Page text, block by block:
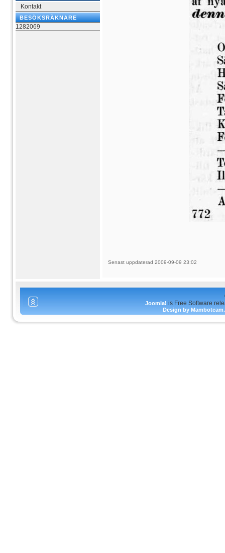
Kontakt
BESÖKSRÄKNARE
1282069
Senast uppdaterad 2009-09-09 23:02
Joomla! is Free Software
Design by